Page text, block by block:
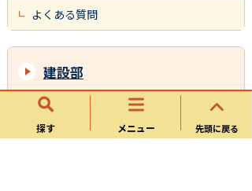
探す メニュー 先頭に戻る
よくある質問
建設部
都市計画課